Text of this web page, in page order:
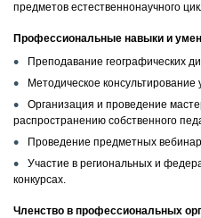
предметов естественнонаучного
Профессиональные навыки и
Преподавание географических
Методическое консультирование
Организация и проведение
распространению собственного
Проведение предметных
Участие в региональных и
конкурсах.
Членство в профессиональных